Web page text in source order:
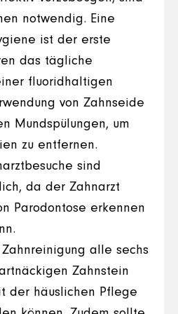
notwendig. Eine
ist der erste
das tägliche
fluoridhaltigen
von Zahnseide
Mundspülungen, um
zu entfernen.
sind
da der Zahnarzt
Parodontose erkennen
alle sechs
Zahnstein
der häuslichen Pflege